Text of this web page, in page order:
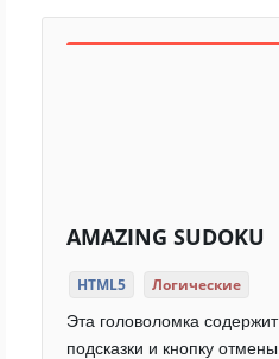
AMAZING SUDOKU
HTML5 Логические
Эта головоломка содержит
подсказки и кнопку отмены